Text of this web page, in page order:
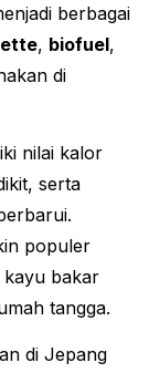
berbagai
, biofuel,
di
nilai kalor
serta
populer
bakar
tangga.
di Jepang